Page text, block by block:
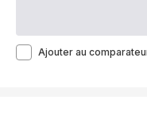
Ajouter au